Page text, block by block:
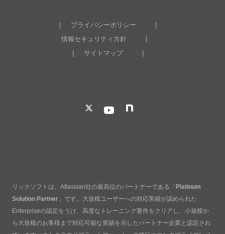
プライバシーポリシー
情報セキュリティ方針
サイトマップ
リックソフトは、Atlassian社の最高位のパートナーである「Platinum
Solution Partner 」です。大規模ユーザーへの対応実績が認められた
Enterpriseの認定をうけ、高度なトレーニング要件をクリアし、小規模か
ら大規模のお客様まで対応可能な実績を示したパートナー企業と認定され